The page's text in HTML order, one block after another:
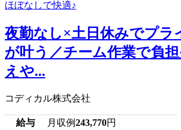
夜勤なし×土日休みでプラ
が叶う／チーム作業で負
えや...
コディカル株式会社
給与 月収例243,770円